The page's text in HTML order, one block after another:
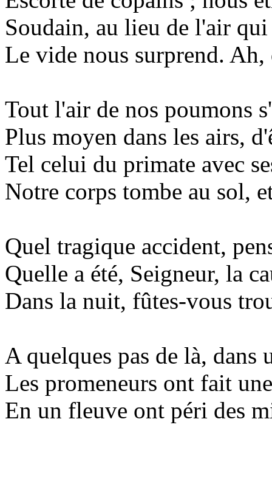
Soudain, au lieu de l'air
Le vide nous surprend. Ah,
Tout l'air de nos poumons
Plus moyen dans les airs,
Tel celui du primate avec
Notre corps tombe au sol,
Quel tragique accident,
Quelle a été, Seigneur, la
Dans la nuit, fûtes-vous
A quelques pas de là, dans
Les promeneurs ont fait
En un fleuve ont péri des